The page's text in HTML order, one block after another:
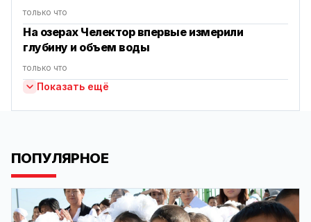
только что
На озерах Челектор впервые измерили
глубину и объем воды
только что
Показать ещё
ПОПУЛЯРНОЕ